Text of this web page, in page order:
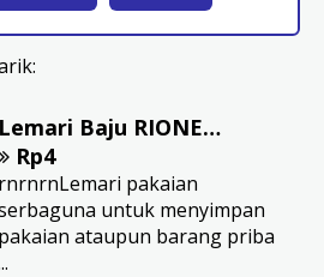
Lemari Baju RIONE Besi T-160
Rp4
rnrnrnLemari pakaian
untuk menyimpan
pakaian ataupun barang priba